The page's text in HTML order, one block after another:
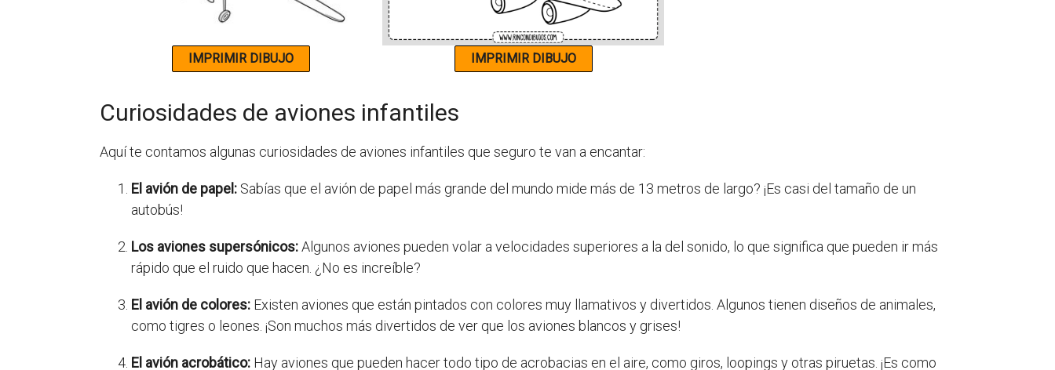
Curiosidades de aviones infantiles
Aquí te contamos algunas curiosidades de aviones infantiles que seguro te van a encantar:
El avión de papel: Sabías que el avión de papel más grande del mundo mide más de 13 metros de largo? ¡Es casi del tamaño de un
autobús!
Los aviones supersónicos:Algunos aviones pueden volar a velocidades superiores a la del sonido, lo que significa que pueden ir más
rápido que el ruido que hacen. ¿No es increíble?
El avión de colores: Existen aviones que están pintados con colores muy llamativos y divertidos. Algunos tienen diseños de animales,
como tigres o leones. ¡Son muchos más divertidos de ver que los aviones blancos y grises!
El avión acrobático: Hay aviones que pueden hacer todo tipo de acrobacias en el aire, como giros, loopings y otras piruetas. ¡Es como